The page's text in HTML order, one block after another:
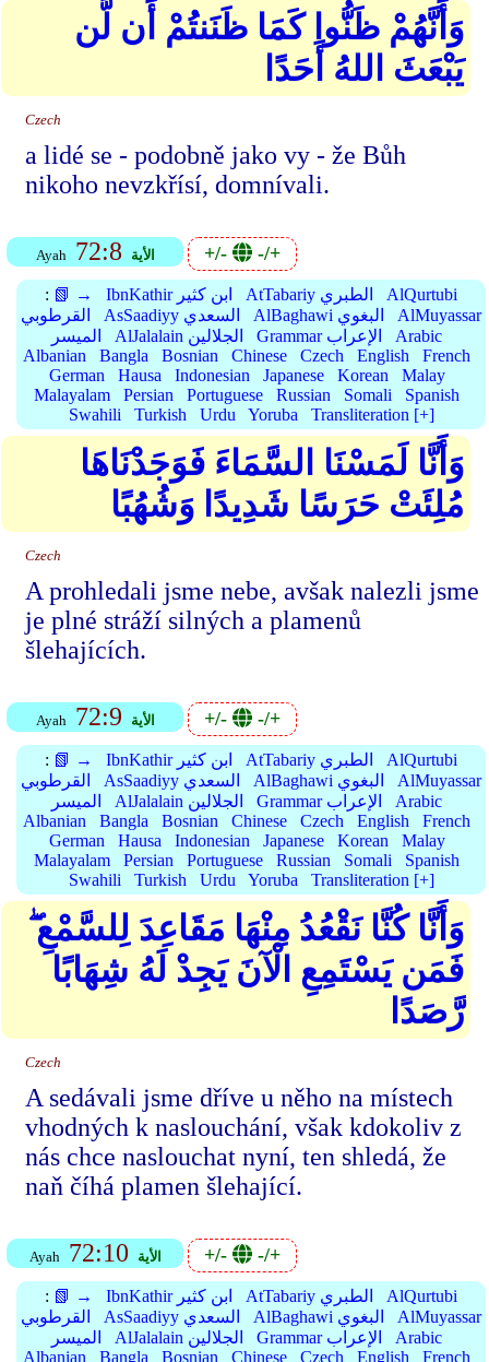
وَأَنَّهُمْ ظَنُّوا كَمَا ظَنَنتُمْ أَن لَّن
يَبْعَثَ اللهُ أَحَدًا
Czech
a lidé se - podobně jako vy - že Bůh
nikoho nevzkřísí, domnívali.
Ayah 72:8 الأية +/- -/+
: 📗 → IbnKathir ابن كثير AtTabariy الطبري
AlQurtubi
القرطوبي
AsSaadiyy السعدي AlBaghawi البغوي
AlMuyassar
الميسر
AlJalalain الجلالين Grammar الإعراب
Arabic
Albanian
Bangla Bosnian Chinese Czech English
French
German
Hausa Indonesian Japanese Korean
Malay
Malayalam
Persian Portuguese Russian Somali
Spanish
Swahili
Turkish Urdu Yoruba Transliteration [+]
وَأَنَّا لَمَسْنَا السَّمَاءَ فَوَجَدْنَاهَا
مُلِئَتْ حَرَسًا شَدِيدًا وَشُهُبًا
Czech
A prohledali jsme nebe, avšak nalezli jsme
je plné stráží silných a plamenů
šlehajících.
Ayah 72:9 الأية +/- -/+
: 📗 → IbnKathir ابن كثير AtTabariy الطبري
AlQurtubi
القرطوبي
AsSaadiyy السعدي AlBaghawi البغوي
AlMuyassar
الميسر
AlJalalain الجلالين Grammar الإعراب
Arabic
Albanian
Bangla Bosnian Chinese Czech English
French
German
Hausa Indonesian Japanese Korean
Malay
Malayalam
Persian Portuguese Russian Somali
Spanish
Swahili
Turkish Urdu Yoruba Transliteration [+]
وَأَنَّا كُنَّا نَقْعُدُ مِنْهَا مَقَاعِدَ لِلسَّمْعِ ۖ
فَمَن يَسْتَمِعِ الْآنَ يَجِدْ لَهُ شِهَابًا
رَّصَدًا
Czech
A sedávali jsme dříve u něho na místech
vhodných k naslouchání, však kdokoliv z
nás chce naslouchat nyní, ten shledá, že
naň číhá plamen šlehající.
Ayah 72:10 الأية +/- -/+
: 📗 → IbnKathir ابن كثير AtTabariy الطبري
AlQurtubi
القرطوبي
AsSaadiyy السعدي AlBaghawi البغوي
AlMuyassar
الميسر
AlJalalain الجلالين Grammar الإعراب
Arabic
Albanian
Bangla Bosnian Chinese Czech English
French